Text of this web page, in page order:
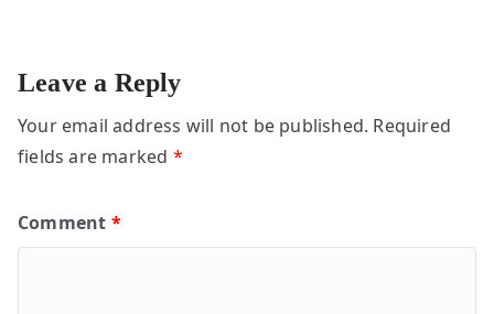
Leave a Reply
Your email address will not be published. Required
fields are marked *
Comment *